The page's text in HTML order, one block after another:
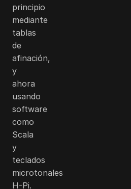
principio
mediante
tablas
de
afinación,
y
ahora
usando
software
como
Scala
y
teclados
microtonales
H-Pi.